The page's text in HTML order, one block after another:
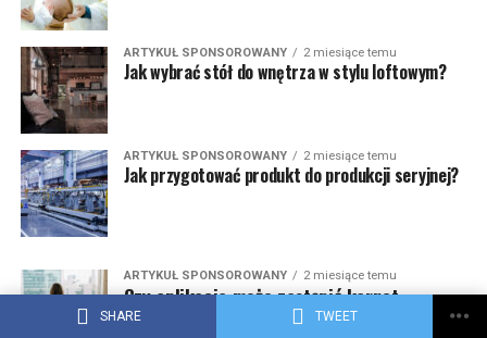
SHARE TWEET
ARTYKUŁ SPONSOROWANY 2 miesiące temu
Jak wybrać stół do wnętrza w stylu loftowym?
ARTYKUŁ SPONSOROWANY 2 miesiące temu
Jak przygotować produkt do produkcji seryjnej?
ARTYKUŁ SPONSOROWANY 2 miesiące temu
Czy aplikacja może zastąpić karnet
do klubu fitness?